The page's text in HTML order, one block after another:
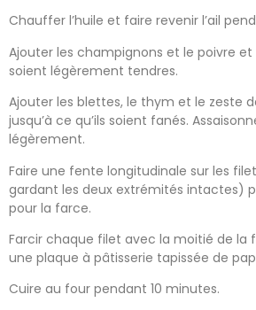
Chauffer l’huile et faire revenir l’ail
Ajouter les champignons et le poivre et
soient légèrement tendres.
Ajouter les blettes, le thym et le zeste
jusqu’à ce qu’ils soient fanés.
légèrement.
Faire une fente longitudinale sur les
gardant les deux extrémités intactes)
pour la farce.
Farcir chaque filet avec la moitié de la
une plaque à pâtisserie tapissée de
Cuire au four pendant 10 minutes.